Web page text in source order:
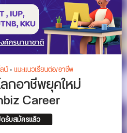
น์•แนะแนวเรียนต่อ/อาชีพ
กอาชีพยุคใหม่
Career
รับสมัครแล้ว